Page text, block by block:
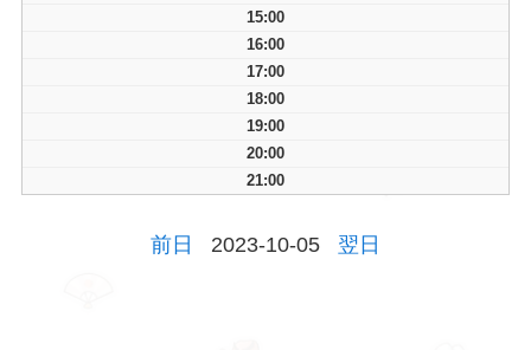
15:00
16:00
17:00
18:00
19:00
20:00
21:00
前日 2023-10-05 翌日